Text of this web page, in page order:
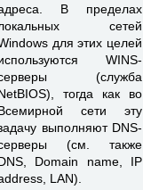
В пределах
сетей
для этих целей
WINS-
(служба
тогда как во
сети эту
выполняют DNS-
(см. также
Domain name, IP
LAN).